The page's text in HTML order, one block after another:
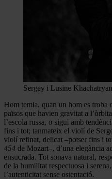
Sergey i Lusine
Hom temia, quan un hom es troba
països que havien gravitat a
l’escola russa, o sigui amb
fins i tot; tanmateix el violí de
violí refinat, delicat –potser fins i
454 de Mozart–, d’una elegància
ensucrada. Tot sonava natural,
de la humilitat respectuosa i
l’autenticitat sense ostentació.